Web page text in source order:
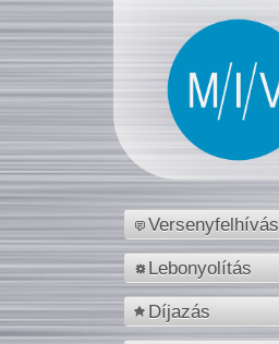
Versenyfelhívás
Lebonyolítás
Díjazás